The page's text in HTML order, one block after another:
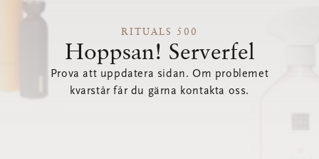
RITUALS 500
Hoppsan! Serverfel
Prova att uppdatera sidan. Om problemet
kvarstår får du gärna kontakta oss.